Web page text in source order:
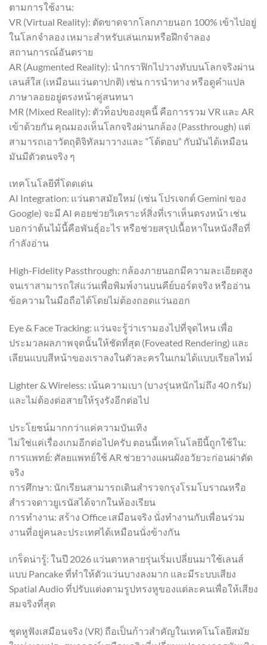
ตามการใช้งาน:
VR (Virtual Reality): ตัดขาดจากโลกภายนอก 100% เข้าไปอยู่
ในโลกจำลอง เหมาะสำหรับเล่นเกมหรือฝึกจำลอง
สถานการณ์อันตราย
AR (Augmented Reality): นำกราฟิกไปวางทับบนโลกจริงผ่าน
เลนส์ใส (เหมือนแว่นตาปกติ) เช่น การนำทาง หรือดูคำแปล
ภาษาลอยอยู่ตรงหน้าคู่สนทนา
MR (Mixed Reality): ตัวท็อปของยุคนี้ คือการรวม VR และ AR
เข้าด้วยกัน คุณมองเห็นโลกจริงผ่านกล้อง (Passthrough) แต่
สามารถเอาวัตถุดิจิทัลมาวางและ “โต้ตอบ” กับมันได้เหมือน
มันมีตัวตนจริง ๆ
เทคโนโลยีที่โดดเด่น
AI Integration: แว่นตาสมัยใหม่ (เช่น โปรเจกต์ Gemini ของ
Google) จะมี AI คอยช่วยวิเคราะห์สิ่งที่เราเห็นตรงหน้า เช่น
บอกว่าต้นไม้นี้คือพันธุ์อะไร หรือช่วยสรุปเนื้อหาในหนังสือที่
กำลังอ่าน
High-Fidelity Passthrough: กล้องภายนอกมีความละเอียดสูง
จนเราสามารถใส่แว่นเพื่อพิมพ์งานบนคีย์บอร์ดจริง หรืออ่าน
ข้อความในมือถือได้โดยไม่ต้องถอดแว่นออก
Eye & Face Tracking: แว่นจะรู้ว่าเรามองไปที่จุดไหน เพื่อ
ประมวลผลภาพจุดนั้นให้ชัดที่สุด (Foveated Rendering) และ
เลียนแบบสีหน้าของเราลงในตัวละครในเกมได้แบบเรียลไทม์
Lighter & Wireless: เน้นความเบา (บางรุ่นหนักไม่ถึง 40 กรัม)
และไม่ต้องต่อสายให้รุงรังอีกต่อไป
ประโยชน์มากกว่าแค่ความบันเทิง
ไม่ใช่แค่เรื่องเกมอีกต่อไปครับ ตอนนี้เทคโนโลยีนี้ถูกใช้ใน:
การแพทย์: ศัลยแพทย์ใช้ AR ช่วยวางแผนผังอวัยวะก่อนผ่าตัด
จริง
การศึกษา: นักเรียนสามารถเดินสำรวจกรุงโรมโบราณหรือ
สำรวจดาวยูเรนัสได้จากในห้องเรียน
การทำงาน: สร้าง Office เสมือนจริง นั่งทำงานกับเพื่อนร่วม
งานที่อยู่คนละประเทศได้เหมือนนั่งข้างกัน
เกร็ดน่ารู้: ในปี 2026 แว่นตาหลายรุ่นเริ่มเปลี่ยนมาใช้เลนส์
แบบ Pancake ที่ทำให้ตัวแว่นบางลงมาก และมีระบบเสียง
Spatial Audio ที่ปรับแต่งตามรูปทรงหูของแต่ละคนเพื่อให้เสียง
สมจริงที่สุด
ชุดหูฟังเสมือนจริง (VR) ถือเป็นก้าวสำคัญในเทคโนโลยีสมัย